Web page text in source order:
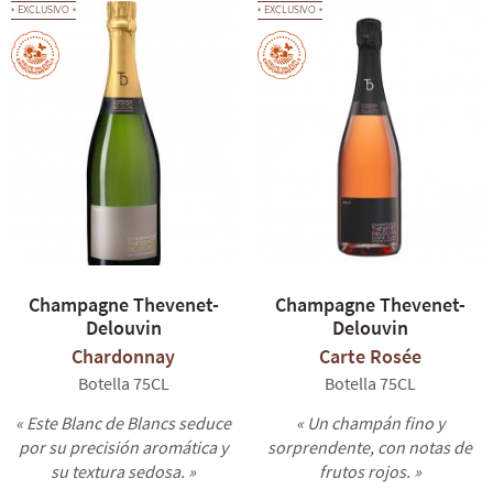
EXCLUSIVO
Champagne Thevenet-
Delouvin
Chardonnay
Botella 75CL
« Este Blanc de Blancs seduce
por su precisión aromática y
su textura sedosa. »
EXCLUSIVO
Champagne Thevenet-
Delouvin
Carte Rosée
Botella 75CL
« Un champán fino y
sorprendente, con notas de
frutos rojos. »